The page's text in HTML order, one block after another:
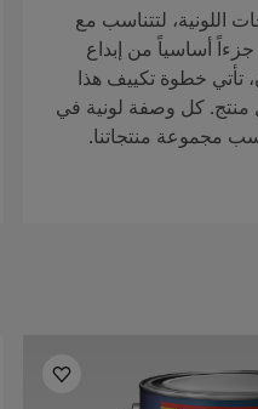
اللونية، لتتناسب مع
أساسياً من إبداع
تأتي خطوة تكييف هذا
منتج. كل وصفة لونية في
مجموعة منتجاتنا.